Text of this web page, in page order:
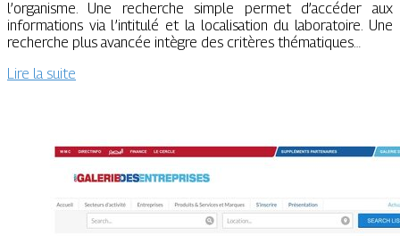
l’organisme. Une recherche simple permet d’accéder aux
informations via l’intitulé et la localisation du laboratoire. Une
recherche plus avancée intègre des critères thématiques…
Lire la suite